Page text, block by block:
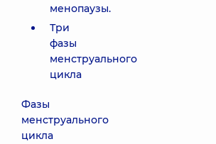
менопаузы.
Три
фазы
менструального
цикла
Фазы
менструального
цикла